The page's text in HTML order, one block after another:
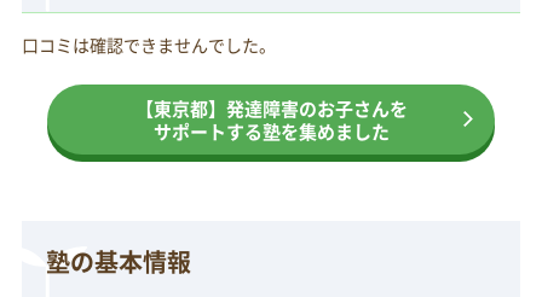
口コミは確認できませんでした。
【東京都】発達障害のお子さんを
サポートする塾を集めました
塾の基本情報